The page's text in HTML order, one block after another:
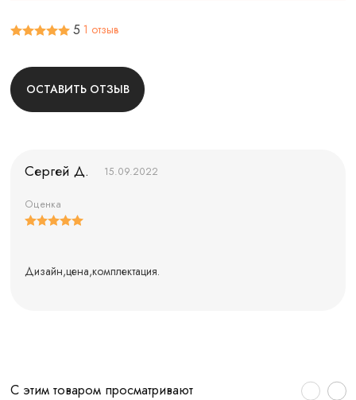
5 1 отзыв
ОСТАВИТЬ ОТЗЫВ
Сергей Д. 15.09.2022
Оценка
Дизайн,цена,комплектация.
С этим товаром просматривают